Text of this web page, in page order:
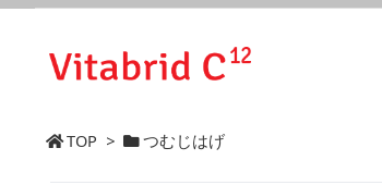
TOP > つむじはげ